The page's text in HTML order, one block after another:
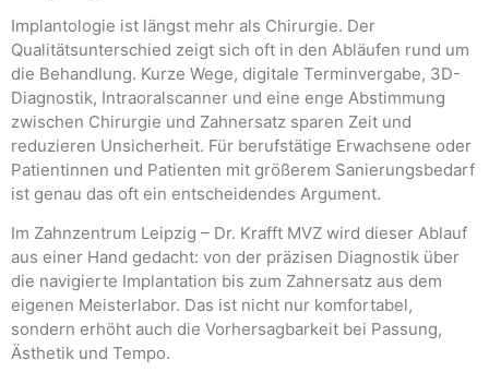
Implantologie ist längst mehr als Chirurgie. Der
Qualitätsunterschied zeigt sich oft in den Abläufen rund um
die Behandlung. Kurze Wege, digitale Terminvergabe, 3D-
Diagnostik, Intraoralscanner und eine enge Abstimmung
zwischen Chirurgie und Zahnersatz sparen Zeit und
reduzieren Unsicherheit. Für berufstätige Erwachsene oder
Patientinnen und Patienten mit größerem Sanierungsbedarf
ist genau das oft ein entscheidendes Argument.
Im Zahnzentrum Leipzig – Dr. Krafft MVZ wird dieser Ablauf
aus einer Hand gedacht: von der präzisen Diagnostik über
die navigierte Implantation bis zum Zahnersatz aus dem
eigenen Meisterlabor. Das ist nicht nur komfortabel,
sondern erhöht auch die Vorhersagbarkeit bei Passung,
Ästhetik und Tempo.